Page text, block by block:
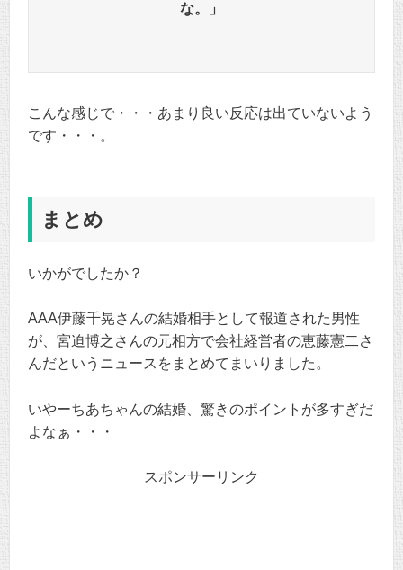
な。」
こんな感じで・・・あまり良い反応は出ていないよう
です・・・。
まとめ
いかがでしたか？
AAA伊藤千晃さんの結婚相手として報道された男性
が、宮迫博之さんの元相方で会社経営者の恵藤憲二さ
んだというニュースをまとめてまいりました。
いやーちあちゃんの結婚、驚きのポイントが多すぎだ
よなぁ・・・
スポンサーリンク